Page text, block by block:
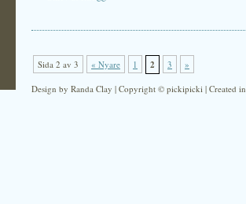
Sida 2 av 3 « Nyare 1 2 3 »
Design by Randa Clay | Copyright © pickipicki | Created in